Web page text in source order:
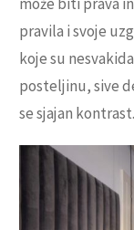
pravila i svoje
koje su
posteljinu, sive
se sjajan